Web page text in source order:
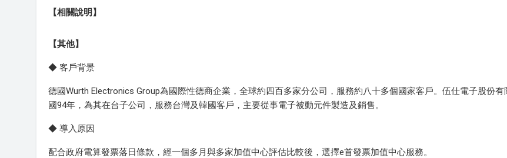
【相關說明】
【其他】
◆ 客戶背景
德國Wurth Electronics Group為國際性德商企業，全球約四百多家分公司，服務約八十多個國家客戶。伍仕電子股份有
國94年，為其在台子公司，服務台灣及韓國客戶，主要從事電子被動元件製造及銷售。
◆ 導入原因
配合政府電算發票落日條款，經一個多月與多家加值中心評估比較後，選擇e首發票加值中心服務。